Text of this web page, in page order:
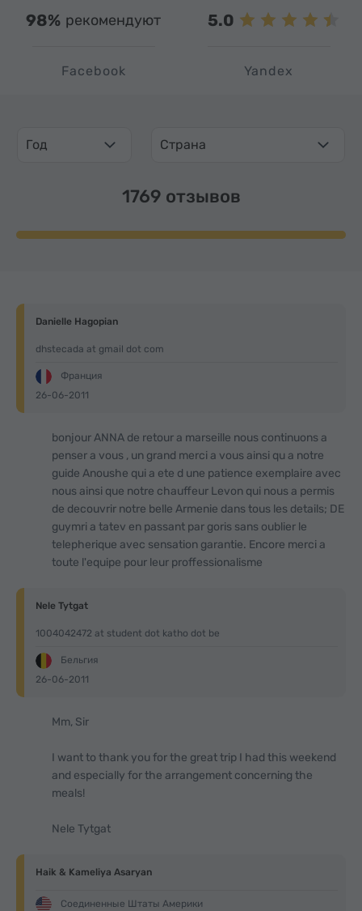
98% рекомендуют
Facebook
5.0
Yandex
Год Страна
1769 отзывов
Danielle Hagopian
dhstecada at gmail dot com
Франция
26-06-2011
bonjour ANNA de retour a marseille nous continuons a
penser a vous , un grand merci a vous ainsi qu a notre
guide Anoushe qui a ete d une patience exemplaire avec
nous ainsi que notre chauffeur Levon qui nous a permis
de decouvrir notre belle Armenie dans tous les details; DE
guymri a tatev en passant par goris sans oublier le
telepherique avec sensation garantie. Encore merci a
toute l'equipe pour leur proffessionalisme
Nele Tytgat
1004042472 at student dot katho dot be
Бельгия
26-06-2011
Mm, Sir
I want to thank you for the great trip I had this weekend
and especially for the arrangement concerning the
meals!
Nele Tytgat
Haik & Kameliya Asaryan
Соединенные Штаты Америки